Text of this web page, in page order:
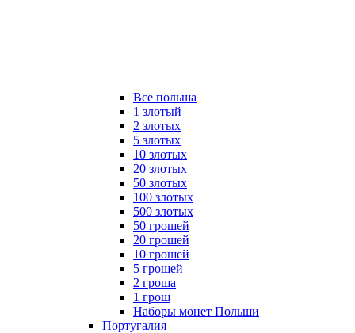
Все польша
1 злотый
2 злотых
5 злотых
10 злотых
20 злотых
50 злотых
100 злотых
500 злотых
50 грошей
20 грошей
10 грошей
5 грошей
2 гроша
1 грош
Наборы монет Польши
Португалия